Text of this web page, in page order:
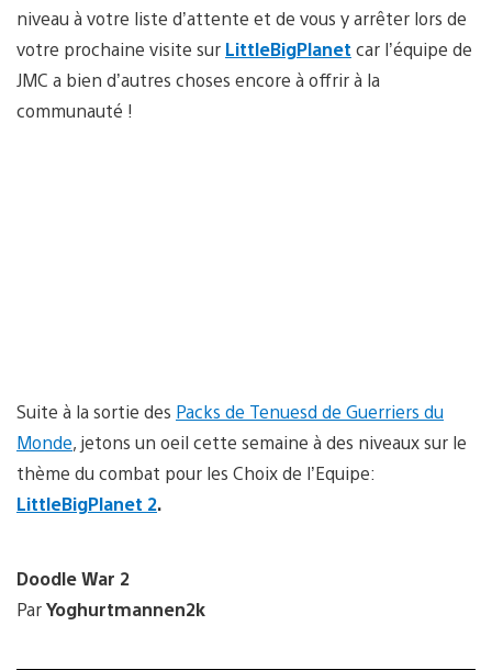
niveau à votre liste d’attente et de vous y arrêter lors de
votre prochaine visite sur LittleBigPlanet car l’équipe de
JMC a bien d’autres choses encore à offrir à la
communauté !
Suite à la sortie des Packs de Tenuesd de Guerriers du
Monde, jetons un oeil cette semaine à des niveaux sur le
thème du combat pour les Choix de l’Equipe:
LittleBigPlanet 2.
Doodle War 2
ParYoghurtmannen2k